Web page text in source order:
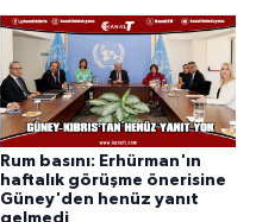
Rum basını: Erhürman'ın
haftalık görüşme önerisine
Güney'den henüz yanıt